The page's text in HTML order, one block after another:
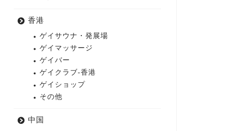
香港
ゲイサウナ・発展場
ゲイマッサージ
ゲイバー
ゲイクラブ-香港
ゲイショップ
その他
中国